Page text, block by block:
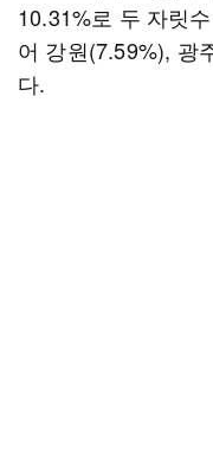
10.31%로 두 자릿
어 강원(7.59%), 광
다.